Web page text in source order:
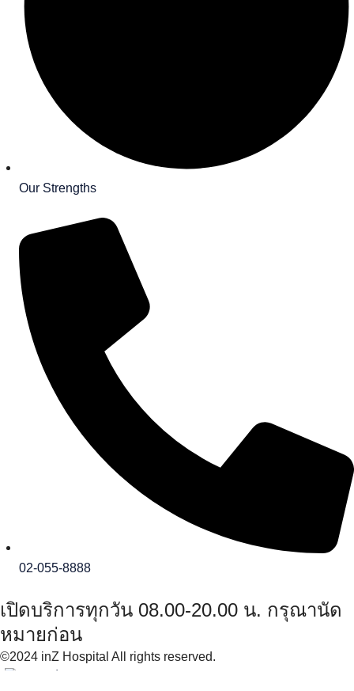
Our Strengths
02-055-8888
เปิดบริการทุกวัน 08.00-20.00 น. กรุณานัด
หมายก่อน
©2024 inZ Hospital All rights reserved.